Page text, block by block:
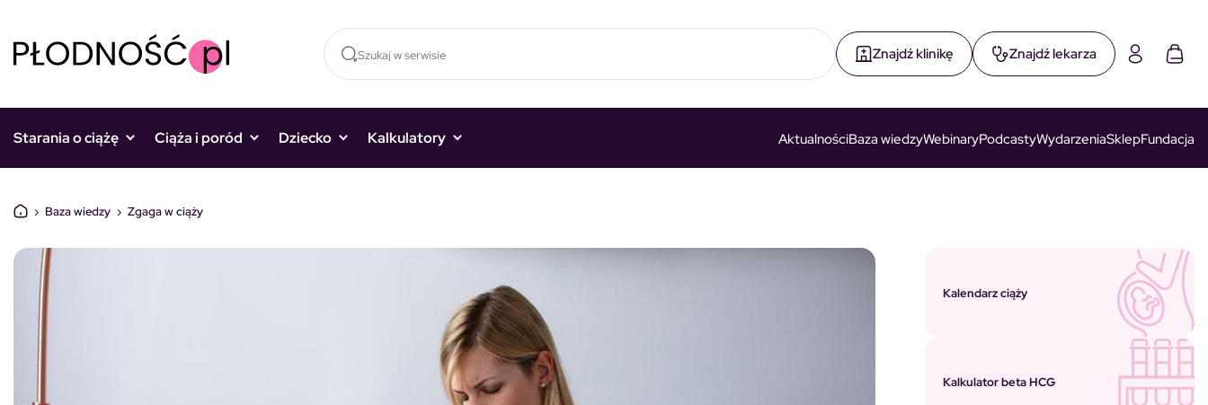
Znajdź klinikę Znajdź lekarza
Starania o ciążę Ciąża i poród Dziecko Kalkulatory AktualnościBaza wiedzyWebinaryPodcastyWydarzeniaSklepFundacja
› Baza wiedzy › Zgaga w ciąży
Kalendarz ciąży
Kalkulator beta HCG